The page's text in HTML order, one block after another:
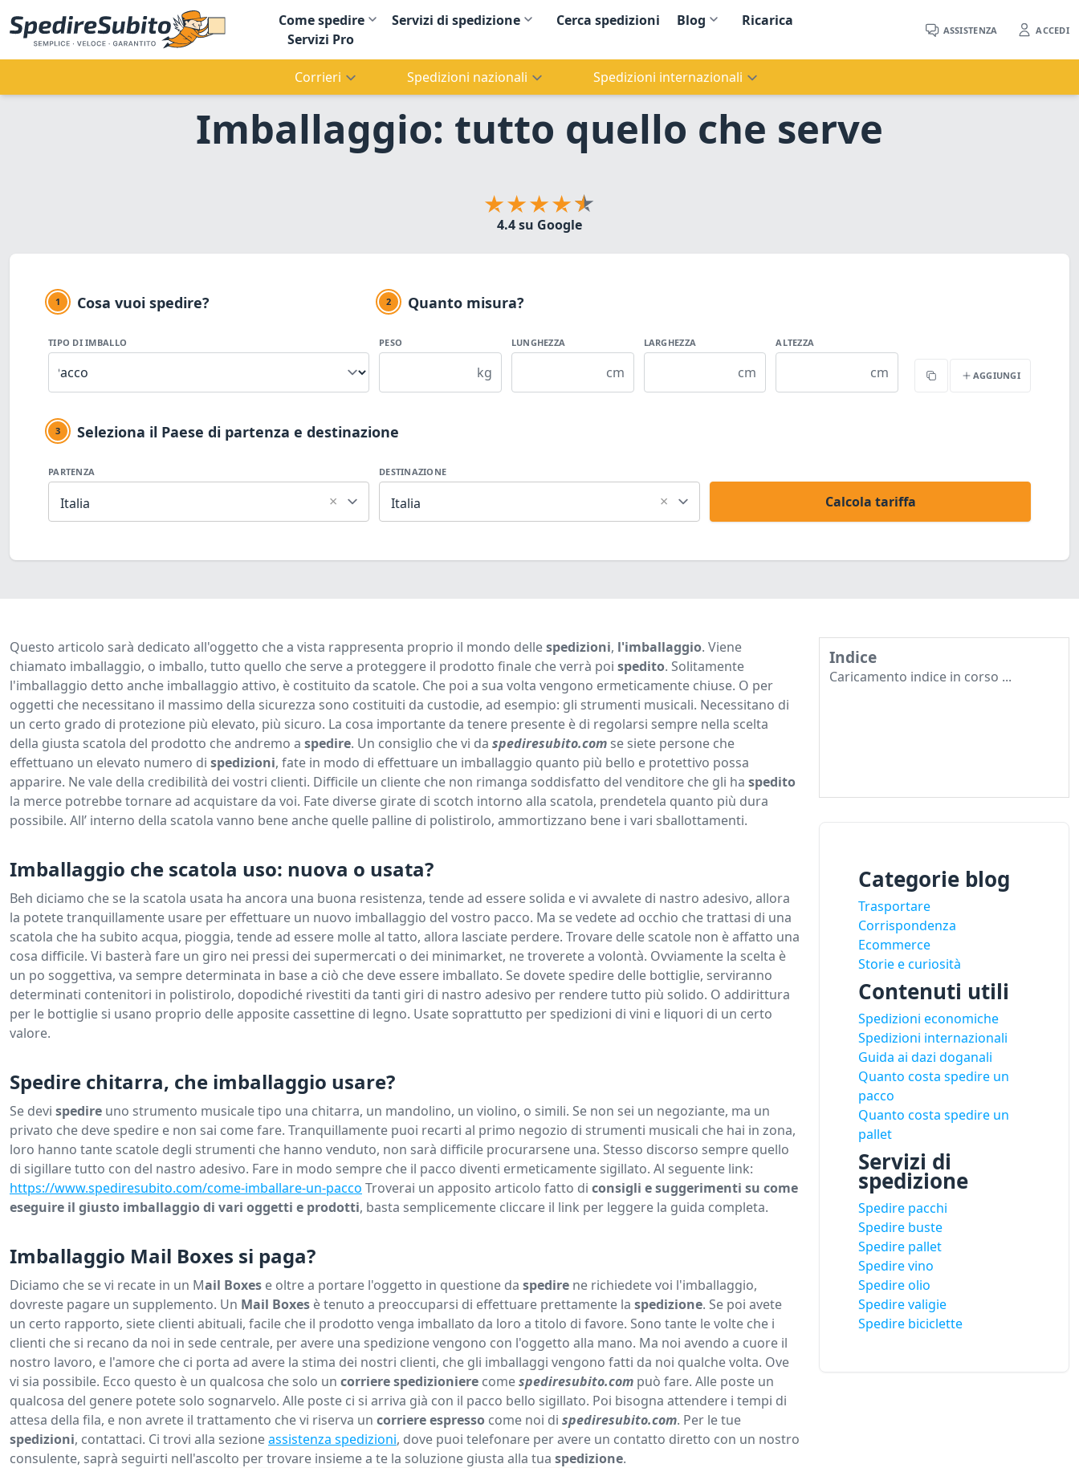
Come spedire Servizi di spedizione Cerca spedizioni Blog
Ricarica
Servizi Pro
ASSISTENZA ACCEDI
Corrieri Spedizioni nazionali Spedizioni internazionali
Imballaggio: tutto quello che serve
4.4 su Google
1 Cosa vuoi spedire?
TIPO DI IMBALLO
2 Quanto misura?
PESO
kg
LUNGHEZZA
cm
LARGHEZZA
cm
ALTEZZA
cm
Copia AGGIUNGI
3 Seleziona il Paese di partenza e destinazione
PARTENZA
Italia ×
DESTINAZIONE
Italia × Calcola tariffa
Questo articolo sarà dedicato all'oggetto che a vista rappresenta proprio il mondo dellespedizioni, l'imballaggio. Viene
chiamato imballaggio, o imballo, tutto quello che serve a proteggere il prodotto finale che verrà poi spedito. Solitamente
l'imballaggio detto anche imballaggio attivo, è costituito da scatole. Che poi a sua volta vengono ermeticamente chiuse. O per
oggetti che necessitano il massimo della sicurezza sono costituiti da custodie, ad esempio: gli strumenti musicali. Necessitano di
un certo grado di protezione più elevato, più sicuro. La cosa importante da tenere presente è di regolarsi sempre nella scelta
della giusta scatola del prodotto che andremo a spedire. Un consiglio che vi da spediresubito.com se siete persone che
effettuano un elevato numero di spedizioni, fate in modo di effettuare un imballaggio quanto più bello e protettivo possa
apparire. Ne vale della credibilità dei vostri clienti. Difficile un cliente che non rimanga soddisfatto del venditore che gli ha spedito
la merce potrebbe tornare ad acquistare da voi. Fate diverse girate di scotch intorno alla scatola, prendetela quanto più dura
possibile. All’ interno della scatola vanno bene anche quelle palline di polistirolo, ammortizzano bene i vari sballottamenti.
Imballaggio che scatola uso: nuova o usata?
Beh diciamo che se la scatola usata ha ancora una buona resistenza, tende ad essere solida e vi avvalete di nastro adesivo, allora
la potete tranquillamente usare per effettuare un nuovo imballaggio del vostro pacco. Ma se vedete ad occhio che trattasi di una
scatola che ha subito acqua, pioggia, tende ad essere molle al tatto, allora lasciate perdere. Trovare delle scatole non è affatto una
cosa difficile. Vi basterà fare un giro nei pressi dei supermercati o dei minimarket, ne troverete a volontà. Ovviamente la scelta è
un po soggettiva, va sempre determinata in base a ciò che deve essere imballato. Se dovete spedire delle bottiglie, serviranno
determinati contenitori in polistirolo, dopodiché rivestiti da tanti giri di nastro adesivo per rendere tutto più solido. O addirittura
per le bottiglie si usano proprio delle apposite cassettine di legno. Usate soprattutto per spedizioni di vini e liquori di un certo
valore.
Spedire chitarra, che imballaggio usare?
Se devi spedire uno strumento musicale tipo una chitarra, un mandolino, un violino, o simili. Se non sei un negoziante, ma un
privato che deve spedire e non sai come fare. Tranquillamente puoi recarti al primo negozio di strumenti musicali che hai in zona,
loro hanno tante scatole degli strumenti che hanno venduto, non sarà difficile procurarsene una. Stesso discorso sempre quello
di sigillare tutto con del nastro adesivo. Fare in modo sempre che il pacco diventi ermeticamente sigillato. Al seguente link:
https://www.spediresubito.com/come-imballare-un-pacco Troverai un apposito articolo fatto di consigli e suggerimenti su come
eseguire il giusto imballaggio di vari oggetti e prodotti, basta semplicemente cliccare il link per leggere la guida completa.
Imballaggio Mail Boxes si paga?
Diciamo che se vi recate in un Mail Boxes e oltre a portare l'oggetto in questione da spedire ne richiedete voi l'imballaggio,
dovreste pagare un supplemento. Un Mail Boxes è tenuto a preoccuparsi di effettuare prettamente la spedizione. Se poi avete
un certo rapporto, siete clienti abituali, facile che il prodotto venga imballato da loro a titolo di favore. Sono tante le volte che i
clienti che si recano da noi in sede centrale, per avere una spedizione vengono con l'oggetto alla mano. Ma noi avendo a cuore il
nostro lavoro, e l'amore che ci porta ad avere la stima dei nostri clienti, che gli imballaggi vengono fatti da noi qualche volta. Ove
vi sia possibile. Ecco questo è un qualcosa che solo un corrierespedizioniere comespediresubito.com può fare. Alle poste un
qualcosa del genere potete solo sognarvelo. Alle poste ci si arriva già con il pacco bello sigillato. Poi bisogna attendere i tempi di
attesa della fila, e non avrete il trattamento che vi riserva un corriere espresso come noi di spediresubito.com. Per le tue
spedizioni, contattaci. Ci trovi alla sezioneassistenza spedizioni, dove puoi telefonare per avere un contatto diretto con un nostro
consulente, saprà seguirti nell'ascolto per trovare insieme a te la soluzione giusta alla tua spedizione.
Indice
Caricamento indice in corso ...
Categorie blog
Trasportare
Corrispondenza
Ecommerce
Storie e curiosità
Contenuti utili
Spedizioni economiche
Spedizioni internazionali
Guida ai dazi doganali
Quanto costa spedire un
pacco
Quanto costa spedire un
pallet
Servizi di
spedizione
Spedire pacchi
Spedire buste
Spedire pallet
Spedire vino
Spedire olio
Spedire valigie
Spedire biciclette